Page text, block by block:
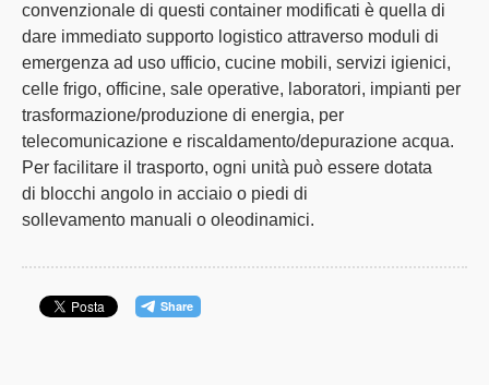
convenzionale di questi container modificati è quella di
dare immediato supporto logistico attraverso moduli di
emergenza ad uso ufficio, cucine mobili, servizi igienici,
celle frigo, officine, sale operative, laboratori, impianti per
trasformazione/produzione di energia, per
telecomunicazione e riscaldamento/depurazione acqua.
Per facilitare il trasporto, ogni unità può essere dotata
di blocchi angolo in acciaio o piedi di
sollevamento manuali o oleodinamici.